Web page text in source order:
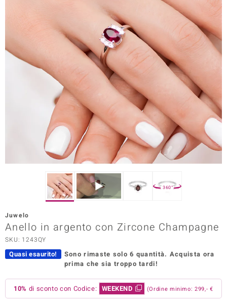
SELECTION
Paraíso
360°
Juwelo
Anello in argento con Zircone Champagne
SKU: 1243QY
Quasi esaurito! Sono rimaste solo 6 quantità. Acquista ora
prima che sia troppo tardi!
10% di sconto con Codice: WEEKEND (Ordine minimo: 299,- €